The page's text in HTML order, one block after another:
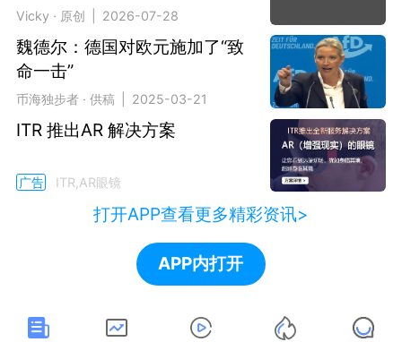
裂痕
Vicky · 原创 | 2026-07-28
魏德尔：德国对欧元施加了“致
命一击”
币海独步者 · 供稿 | 2025-03-21
ITR 推出AR 解决方案
广告 ITR,AR眼镜
打开APP查看更多精彩资讯>
APP内打开